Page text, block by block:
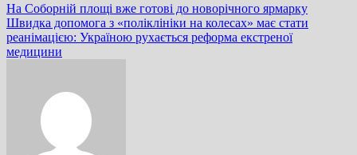
Навігація
записів
На Соборній площі вже готові до новорічного ярмарку
Швидка допомога з «поліклініки на колесах» має стати
реанімацією: Україною рухається реформа екстреної
медицини